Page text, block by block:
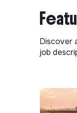
Discover
job